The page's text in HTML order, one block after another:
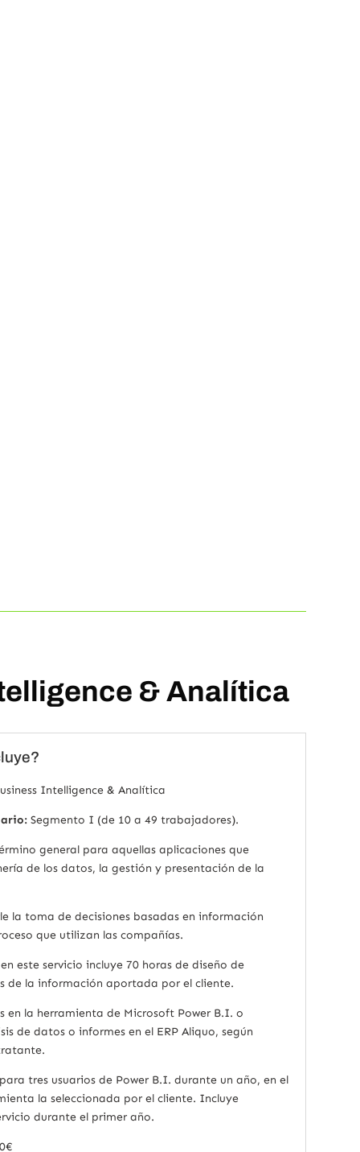
& Analítica
Intelligence & Analítica
Segmento I (de 10 a 49 trabajadores).
general para aquellas aplicaciones que
de los datos, la gestión y presentación de la
la toma de decisiones basadas en información
que utilizan las compañías.
este servicio incluye 70 horas de diseño de
de la información aportada por el cliente.
en la herramienta de Microsoft Power B.I. o
de datos o informes en el ERP Aliquo, según
tres usuarios de Power B.I. durante un año, en el
la seleccionada por el cliente. Incluye
durante el primer año.